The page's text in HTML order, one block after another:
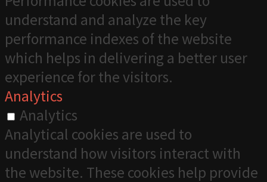
understand and analyze the key
performance indexes of the website
which helps in delivering a better user
experience for the visitors.
Analytics
Analytics
Analytical cookies are used to
understand how visitors interact with
the website. These cookies help provide